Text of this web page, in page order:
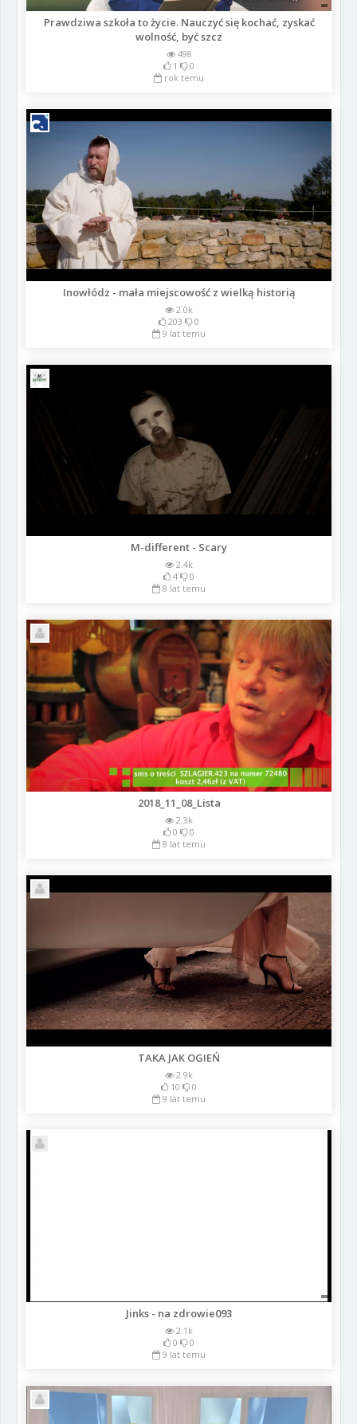
Prawdziwa szkoła to życie. Nauczyć się kochać, zyskać
wolność, być szcz
498
1
0
rok temu
Inowłódz - mała miejscowość z wielką historią
2.0k
203
0
9 lat temu
M-different - Scary
2.4k
4
0
8 lat temu
2018_11_08_Lista
2.3k
0
0
8 lat temu
TAKA JAK OGIEŃ
2.9k
10
0
9 lat temu
Jinks - na zdrowie093
2.1k
0
0
9 lat temu